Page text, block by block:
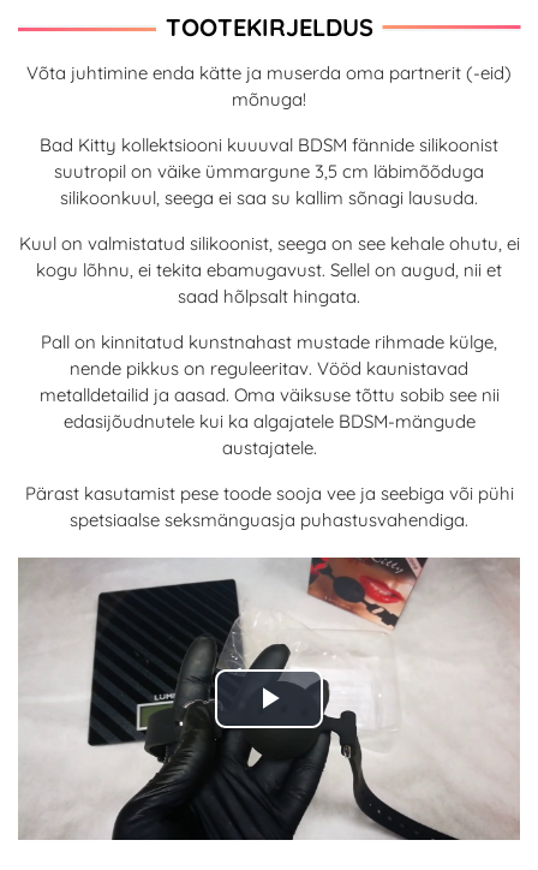
TOOTEKIRJELDUS
Võta juhtimine enda kätte ja muserda oma partnerit (-eid)
mõnuga!
Bad Kitty kollektsiooni kuuuval BDSM fännide silikoonist
suutropil on väike ümmargune 3,5 cm läbimõõduga
silikoonkuul, seega ei saa su kallim sõnagi lausuda.
Kuul on valmistatud silikoonist, seega on see kehale ohutu, ei
kogu lõhnu, ei tekita ebamugavust. Sellel on augud, nii et
saad hõlpsalt hingata.
Pall on kinnitatud kunstnahast mustade rihmade külge,
nende pikkus on reguleeritav. Vööd kaunistavad
metalldetailid ja aasad. Oma väiksuse tõttu sobib see nii
edasijõudnutele kui ka algajatele BDSM-mängude
austajatele.
Pärast kasutamist pese toode sooja vee ja seebiga või pühi
spetsiaalse seksmänguasja puhastusvahendiga.
Play
Video